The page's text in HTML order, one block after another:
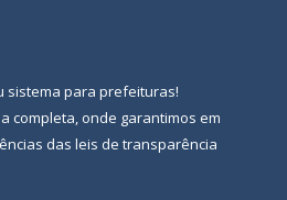
sistema para prefeituras!
completa, onde garantimos em
das leis de transparência